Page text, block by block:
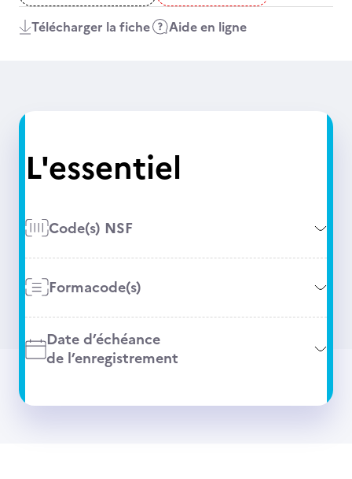
Télécharger la fiche Aide en ligne
L'essentiel
Code(s) NSF
Formacode(s)
Date d’échéance
de l’enregistrement